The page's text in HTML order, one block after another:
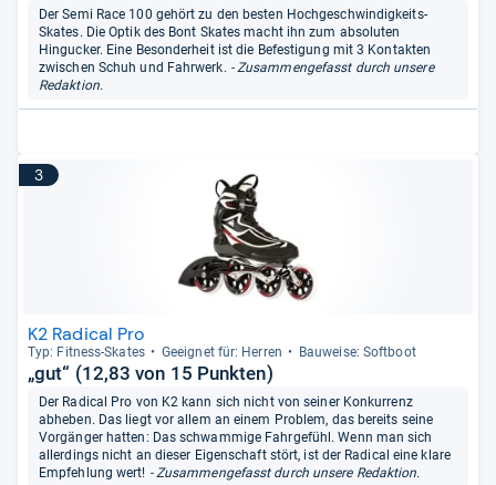
Der Semi Race 100 gehört zu den besten Hochgeschwindigkeits-
Skates. Die Optik des Bont Skates macht ihn zum absoluten
Hingucker. Eine Besonderheit ist die Befestigung mit 3 Kontakten
zwischen Schuh und Fahrwerk. - Zusammengefasst durch unsere
Redaktion.
3
K2 Radical Pro
Typ: Fit­ness-​Ska­tes Geeig­net für: Her­ren Bau­weise: Soft­boot
„gut“ (12,83 von 15 Punkten)
Der Radical Pro von K2 kann sich nicht von seiner Konkurrenz
abheben. Das liegt vor allem an einem Problem, das bereits seine
Vorgänger hatten: Das schwammige Fahrgefühl. Wenn man sich
allerdings nicht an dieser Eigenschaft stört, ist der Radical eine klare
Empfehlung wert! - Zusammengefasst durch unsere Redaktion.